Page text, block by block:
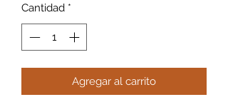
Cantidad *
Agregar al carrito